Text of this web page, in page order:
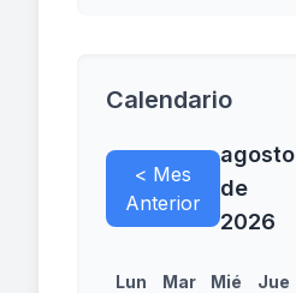
Calendario
< Mes
Anterior
agosto
de
2026
Lun Mar Mié Jue